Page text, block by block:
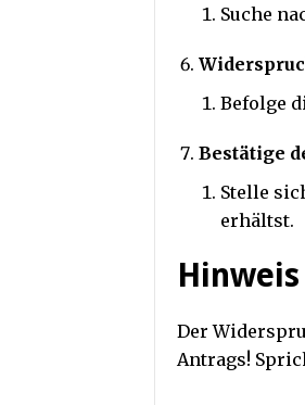
Suche
Befolge
Bestätige
Stelle
erhältst.
Hinweis
Der
Antrags!